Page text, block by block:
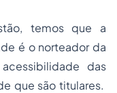
temos que a
é o norteador da
das
que são titulares.